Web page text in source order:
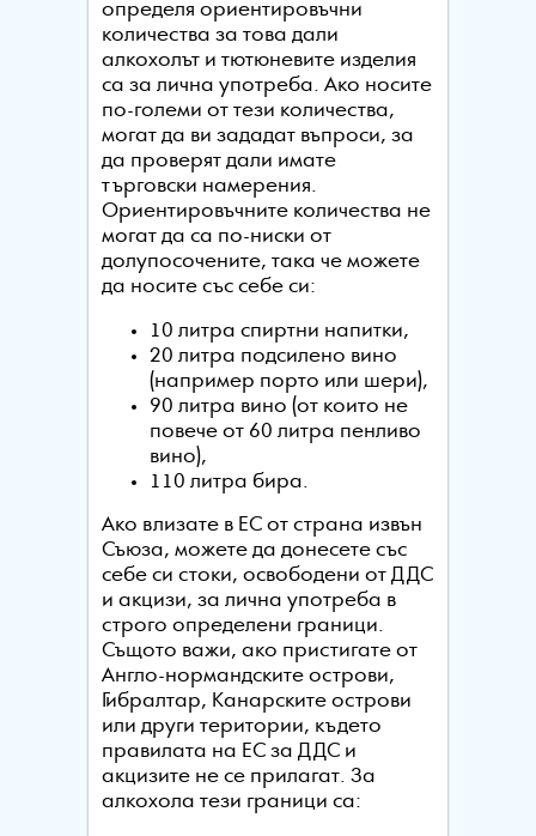
определя ориентировъчни
количества за това дали
алкохолът и тютюневите изделия
са за лична употреба. Ако носите
по-големи от тези количества,
могат да ви зададат въпроси, за
да проверят дали имате
търговски намерения.
Ориентировъчните количества не
могат да са по-ниски от
долупосочените, така че можете
да носите със себе си:
10 литра спиртни напитки,
20 литра подсилено вино
(например порто или шери),
90 литра вино (от които не
повече от 60 литра пенливо
вино),
110 литра бира.
Ако влизате в ЕС от страна извън
Съюза, можете да донесете със
себе си стоки, освободени от ДДС
и акцизи, за лична употреба в
строго определени граници.
Същото важи, ако пристигате от
Англо-нормандските острови,
Гибралтар, Канарските острови
или други територии, където
правилата на ЕС за ДДС и
акцизите не се прилагат. За
алкохола тези граници са: